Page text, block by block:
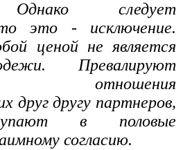
Однако следует
это - исключение.
ценой не является
Превалируют
отношения
друг другу партнеров,
в половые
согласию.